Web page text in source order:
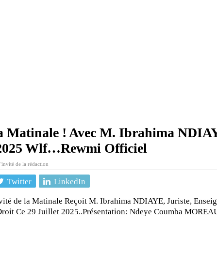
Matinale ! Avec M. Ibrahima
Wlf…Rewmi Officiel
de la rédaction
Twitter LinkedIn
de la Matinale Reçoit M. Ibrahima NDIAYE, Juriste,
Ce 29 Juillet 2025..Présentation: Ndeye Coumba